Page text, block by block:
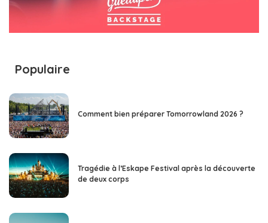
Populaire
Comment bien préparer Tomorrowland 2026 ?
Tragédie à l’Eskape Festival après la découverte
de deux corps